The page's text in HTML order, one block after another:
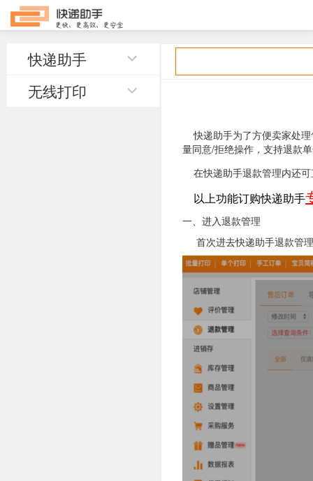
快递助手
无线打印
快递助手为了方便卖家处理
量同意/拒绝操作，支持退款
在快递助手退款管理内还
以上功能订购快递助手
一、进入退款管理
首次进去快递助手退款管